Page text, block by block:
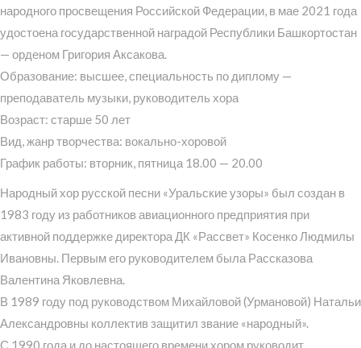
народного просвещения Российской Федерации, в мае 2021 года
удостоена государственной наградой Республики Башкортостан
— орденом Григория Аксакова.
Образование: высшее, специальность по диплому —
преподаватель музыки, руководитель хора
Возраст: старше 50 лет
Вид, жанр творчества: вокально-хоровой
График работы: вторник, пятница 18.00 — 20.00
Народный хор русской песни «Уральские узоры» был создан в
1983 году из работников авиационного предприятия при
активной поддержке директора ДК «Рассвет» Косенко Людмилы
Ивановны. Первым его руководителем была Рассказова
Валентина Яковлевна.
В 1989 году под руководством Михайловой (Урмановой) Натальи
Александровны коллектив защитил звание «народный».
С 1990 года и до настоящего времени хором руководит